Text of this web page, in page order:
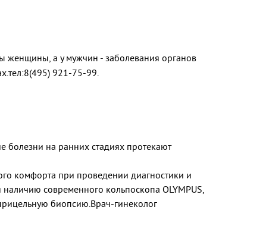
женщины, а у мужчин - заболевания органов
921-75-99.
болезни на ранних стадиях протекают
комфорта при проведении диагностики и
современного кольпоскопа OLYMPUS,
биопсию.Врач-гинеколог